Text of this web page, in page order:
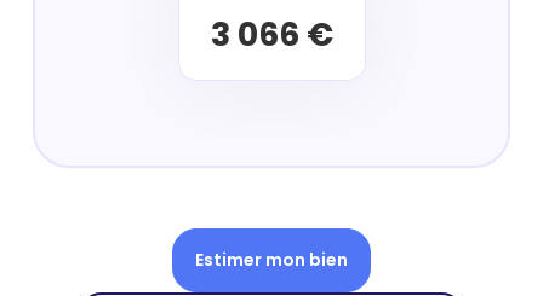
3 066 €
Estimer mon bien